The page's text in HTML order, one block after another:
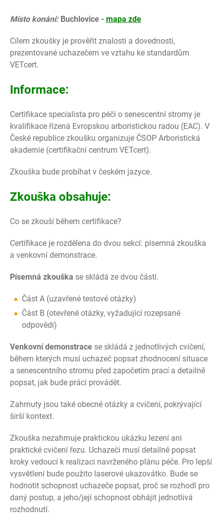
Místo konání: Buchlovice - mapa zde
Cílem zkoušky je prověřit znalosti a dovednosti,
prezentované uchazečem ve vztahu ke standardům
VETcert.
Informace:
Certifikace specialista pro péči o senescentní stromy je
kvalifikace řízená Evropskou arboristickou radou (EAC). V
České republice zkoušku organizuje ČSOP Arboristická
akademie (certifikační centrum VETcert).
Zkouška bude probíhat v českém jazyce.
Zkouška obsahuje:
Co se zkouší během certifikace?
Certifikace je rozdělena do dvou sekcí: písemná zkouška
a venkovní demonstrace.
Písemná zkouška se skládá ze dvou částí.
Část A (uzavřené testové otázky)
Část B (otevřené otázky, vyžadující rozepsané
odpovědi)
Venkovní demonstrace se skládá z jednotlivých cvičení,
během kterých musí uchazeč popsat zhodnocení situace
a senescentního stromu před započetím prací a detailně
popsat, jak bude práci provádět.
Zahrnuty jsou také obecné otázky a cvičení, pokrývající
širší kontext.
Zkouška nezahrnuje praktickou ukázku lezení ani
praktické cvičení řezu. Uchazeči musí detailně popsat
kroky vedoucí k realizaci navrženého plánu péče. Pro lepší
vysvětlení bude použito laserové ukazovátko. Bude se
hodnotit schopnost uchazeče popsat, proč se rozhodl pro
daný postup, a jeho/její schopnost obhájit jednotlivá
rozhodnutí.